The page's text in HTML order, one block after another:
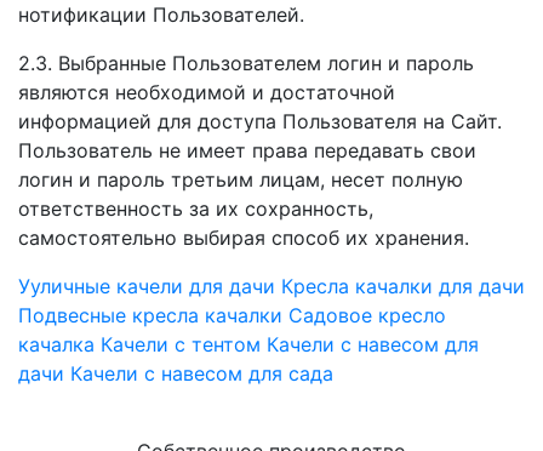
нотификации Пользователей.
2.3. Выбранные Пользователем логин и пароль
являются необходимой и достаточной
информацией для доступа Пользователя на Сайт.
Пользователь не имеет права передавать свои
логин и пароль третьим лицам, несет полную
ответственность за их сохранность,
самостоятельно выбирая способ их хранения.
Ууличные качели для дачи Кресла качалки для дачи
Подвесные кресла качалки Садовое кресло
качалка Качели с тентом Качели с навесом для
дачи Качели с навесом для сада